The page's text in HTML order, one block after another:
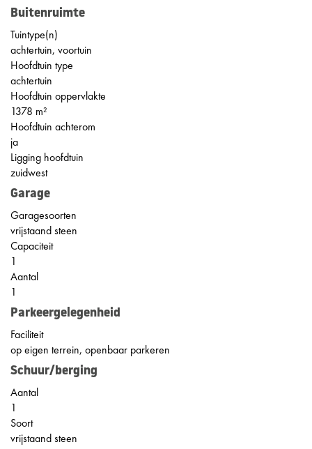
Buitenruimte
Tuintype(n)
achtertuin, voortuin
Hoofdtuin type
achtertuin
Hoofdtuin oppervlakte
1378 m²
Hoofdtuin achterom
ja
Ligging hoofdtuin
zuidwest
Garage
Garagesoorten
vrijstaand steen
Capaciteit
1
Aantal
1
Parkeergelegenheid
Faciliteit
op eigen terrein, openbaar parkeren
Schuur/berging
Aantal
1
Soort
vrijstaand steen